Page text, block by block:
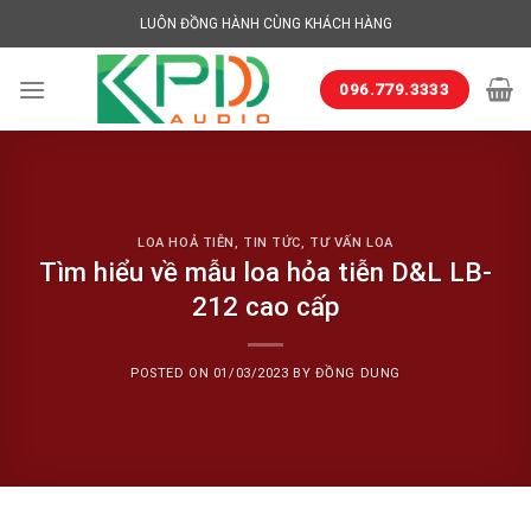
to
LUÔN ĐỒNG HÀNH CÙNG KHÁCH HÀNG
096.779.3333
LOA HOẢ TIỄN, TIN TỨC, TƯ VẤN LOA
Tìm hiểu về mẫu loa hỏa tiễn D&L LB-
212 cao cấp
POSTED ON 01/03/2023 BY ĐỒNG DUNG